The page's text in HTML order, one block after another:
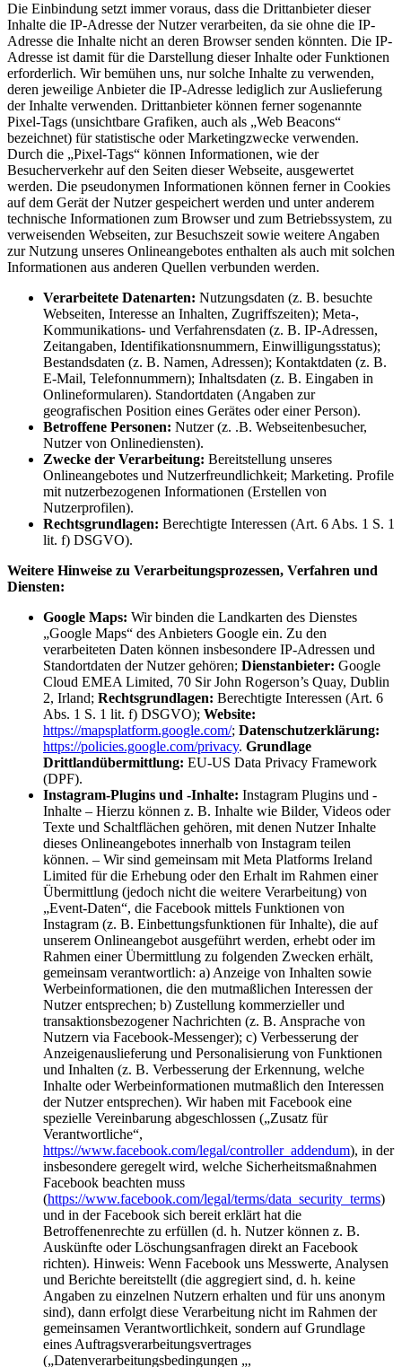
Die Einbindung setzt immer voraus, dass die Drittanbieter dieser
Inhalte die IP-Adresse der Nutzer verarbeiten, da sie ohne die IP-
Adresse die Inhalte nicht an deren Browser senden könnten. Die IP-
Adresse ist damit für die Darstellung dieser Inhalte oder Funktionen
erforderlich. Wir bemühen uns, nur solche Inhalte zu verwenden,
deren jeweilige Anbieter die IP-Adresse lediglich zur Auslieferung
der Inhalte verwenden. Drittanbieter können ferner sogenannte
Pixel-Tags (unsichtbare Grafiken, auch als „Web Beacons“
bezeichnet) für statistische oder Marketingzwecke verwenden.
Durch die „Pixel-Tags“ können Informationen, wie der
Besucherverkehr auf den Seiten dieser Webseite, ausgewertet
werden. Die pseudonymen Informationen können ferner in Cookies
auf dem Gerät der Nutzer gespeichert werden und unter anderem
technische Informationen zum Browser und zum Betriebssystem, zu
verweisenden Webseiten, zur Besuchszeit sowie weitere Angaben
zur Nutzung unseres Onlineangebotes enthalten als auch mit solchen
Informationen aus anderen Quellen verbunden werden.
Verarbeitete Datenarten: Nutzungsdaten (z. B. besuchte
Webseiten, Interesse an Inhalten, Zugriffszeiten); Meta-,
Kommunikations- und Verfahrensdaten (z. B. IP-Adressen,
Zeitangaben, Identifikationsnummern, Einwilligungsstatus);
Bestandsdaten (z. B. Namen, Adressen); Kontaktdaten (z. B.
E-Mail, Telefonnummern); Inhaltsdaten (z. B. Eingaben in
Onlineformularen). Standortdaten (Angaben zur
geografischen Position eines Gerätes oder einer Person).
Betroffene Personen: Nutzer (z. .B. Webseitenbesucher,
Nutzer von Onlinediensten).
Zwecke der Verarbeitung: Bereitstellung unseres
Onlineangebotes und Nutzerfreundlichkeit; Marketing. Profile
mit nutzerbezogenen Informationen (Erstellen von
Nutzerprofilen).
Rechtsgrundlagen: Berechtigte Interessen (Art. 6 Abs. 1 S. 1
lit. f) DSGVO).
Weitere Hinweise zu Verarbeitungsprozessen, Verfahren und
Diensten:
Google Maps: Wir binden die Landkarten des Dienstes
„Google Maps“ des Anbieters Google ein. Zu den
verarbeiteten Daten können insbesondere IP-Adressen und
Standortdaten der Nutzer gehören; Dienstanbieter: Google
Cloud EMEA Limited, 70 Sir John Rogerson’s Quay, Dublin
2, Irland; Rechtsgrundlagen: Berechtigte Interessen (Art. 6
Abs. 1 S. 1 lit. f) DSGVO); Website:
https://mapsplatform.google.com/; Datenschutzerklärung:
https://policies.google.com/privacy. Grundlage
Drittlandübermittlung: EU-US Data Privacy Framework
(DPF).
Instagram-Plugins und -Inhalte: Instagram Plugins und -
Inhalte – Hierzu können z. B. Inhalte wie Bilder, Videos oder
Texte und Schaltflächen gehören, mit denen Nutzer Inhalte
dieses Onlineangebotes innerhalb von Instagram teilen
können. – Wir sind gemeinsam mit Meta Platforms Ireland
Limited für die Erhebung oder den Erhalt im Rahmen einer
Übermittlung (jedoch nicht die weitere Verarbeitung) von
„Event-Daten“, die Facebook mittels Funktionen von
Instagram (z. B. Einbettungsfunktionen für Inhalte), die auf
unserem Onlineangebot ausgeführt werden, erhebt oder im
Rahmen einer Übermittlung zu folgenden Zwecken erhält,
gemeinsam verantwortlich: a) Anzeige von Inhalten sowie
Werbeinformationen, die den mutmaßlichen Interessen der
Nutzer entsprechen; b) Zustellung kommerzieller und
transaktionsbezogener Nachrichten (z. B. Ansprache von
Nutzern via Facebook-Messenger); c) Verbesserung der
Anzeigenauslieferung und Personalisierung von Funktionen
und Inhalten (z. B. Verbesserung der Erkennung, welche
Inhalte oder Werbeinformationen mutmaßlich den Interessen
der Nutzer entsprechen). Wir haben mit Facebook eine
spezielle Vereinbarung abgeschlossen („Zusatz für
Verantwortliche“,
https://www.facebook.com/legal/controller_addendum), in der
insbesondere geregelt wird, welche Sicherheitsmaßnahmen
Facebook beachten muss
(https://www.facebook.com/legal/terms/data_security_terms)
und in der Facebook sich bereit erklärt hat die
Betroffenenrechte zu erfüllen (d. h. Nutzer können z. B.
Auskünfte oder Löschungsanfragen direkt an Facebook
richten). Hinweis: Wenn Facebook uns Messwerte, Analysen
und Berichte bereitstellt (die aggregiert sind, d. h. keine
Angaben zu einzelnen Nutzern erhalten und für uns anonym
sind), dann erfolgt diese Verarbeitung nicht im Rahmen der
gemeinsamen Verantwortlichkeit, sondern auf Grundlage
eines Auftragsverarbeitungsvertrages
(„Datenverarbeitungsbedingungen „,